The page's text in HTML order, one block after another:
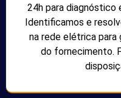
24h para diagnóstico
Identificamos e
na rede elétrica para
do fornecimento.